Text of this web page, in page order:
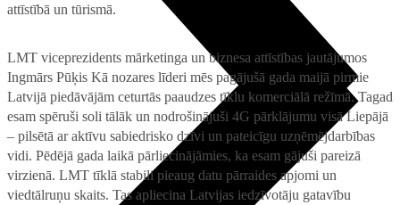
attīstībā un tūrismā.
LMT viceprezidents mārketinga un biznesa attīstības jautājumos
Ingmārs Pūķis Kā nozares līderi mēs pagājušā gada maijā pirmie
Latvijā piedāvājām ceturtās paaudzes tīklu komerciālā režīmā. Tagad
esam spēruši soli tālāk un nodrošinājuši 4G pārklājumu visā Liepājā
– pilsētā ar aktīvu sabiedrisko dzīvi un pateicīgu uzņēmējdarbības
vidi. Pēdējā gada laikā pārliecinājāmies, ka esam gājuši pareizā
virzienā. LMT tīklā stabili pieaug datu pārraides apjomi un
viedtālruņu skaits. Tas apliecina Latvijas iedzīvotāju gatavību